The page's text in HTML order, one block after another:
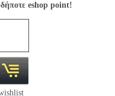
eshop point!